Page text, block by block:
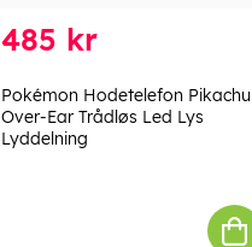
485 kr
Pokémon Hodetelefon Pikachu
Over-Ear Trådløs Led Lys
Lyddelning